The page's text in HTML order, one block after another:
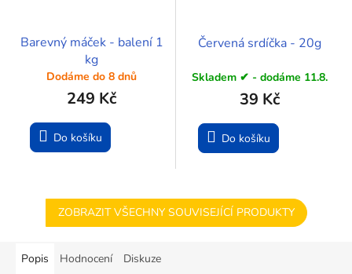
Barevný máček - balení 1
kg
Dodáme do 8 dnů
249 Kč
Do košíku
Červená srdíčka - 20g
Skladem ✔ - dodáme 11.8.
39 Kč
Do košíku
ZOBRAZIT VŠECHNY SOUVISEJÍCÍ PRODUKTY
Popis Hodnocení Diskuze